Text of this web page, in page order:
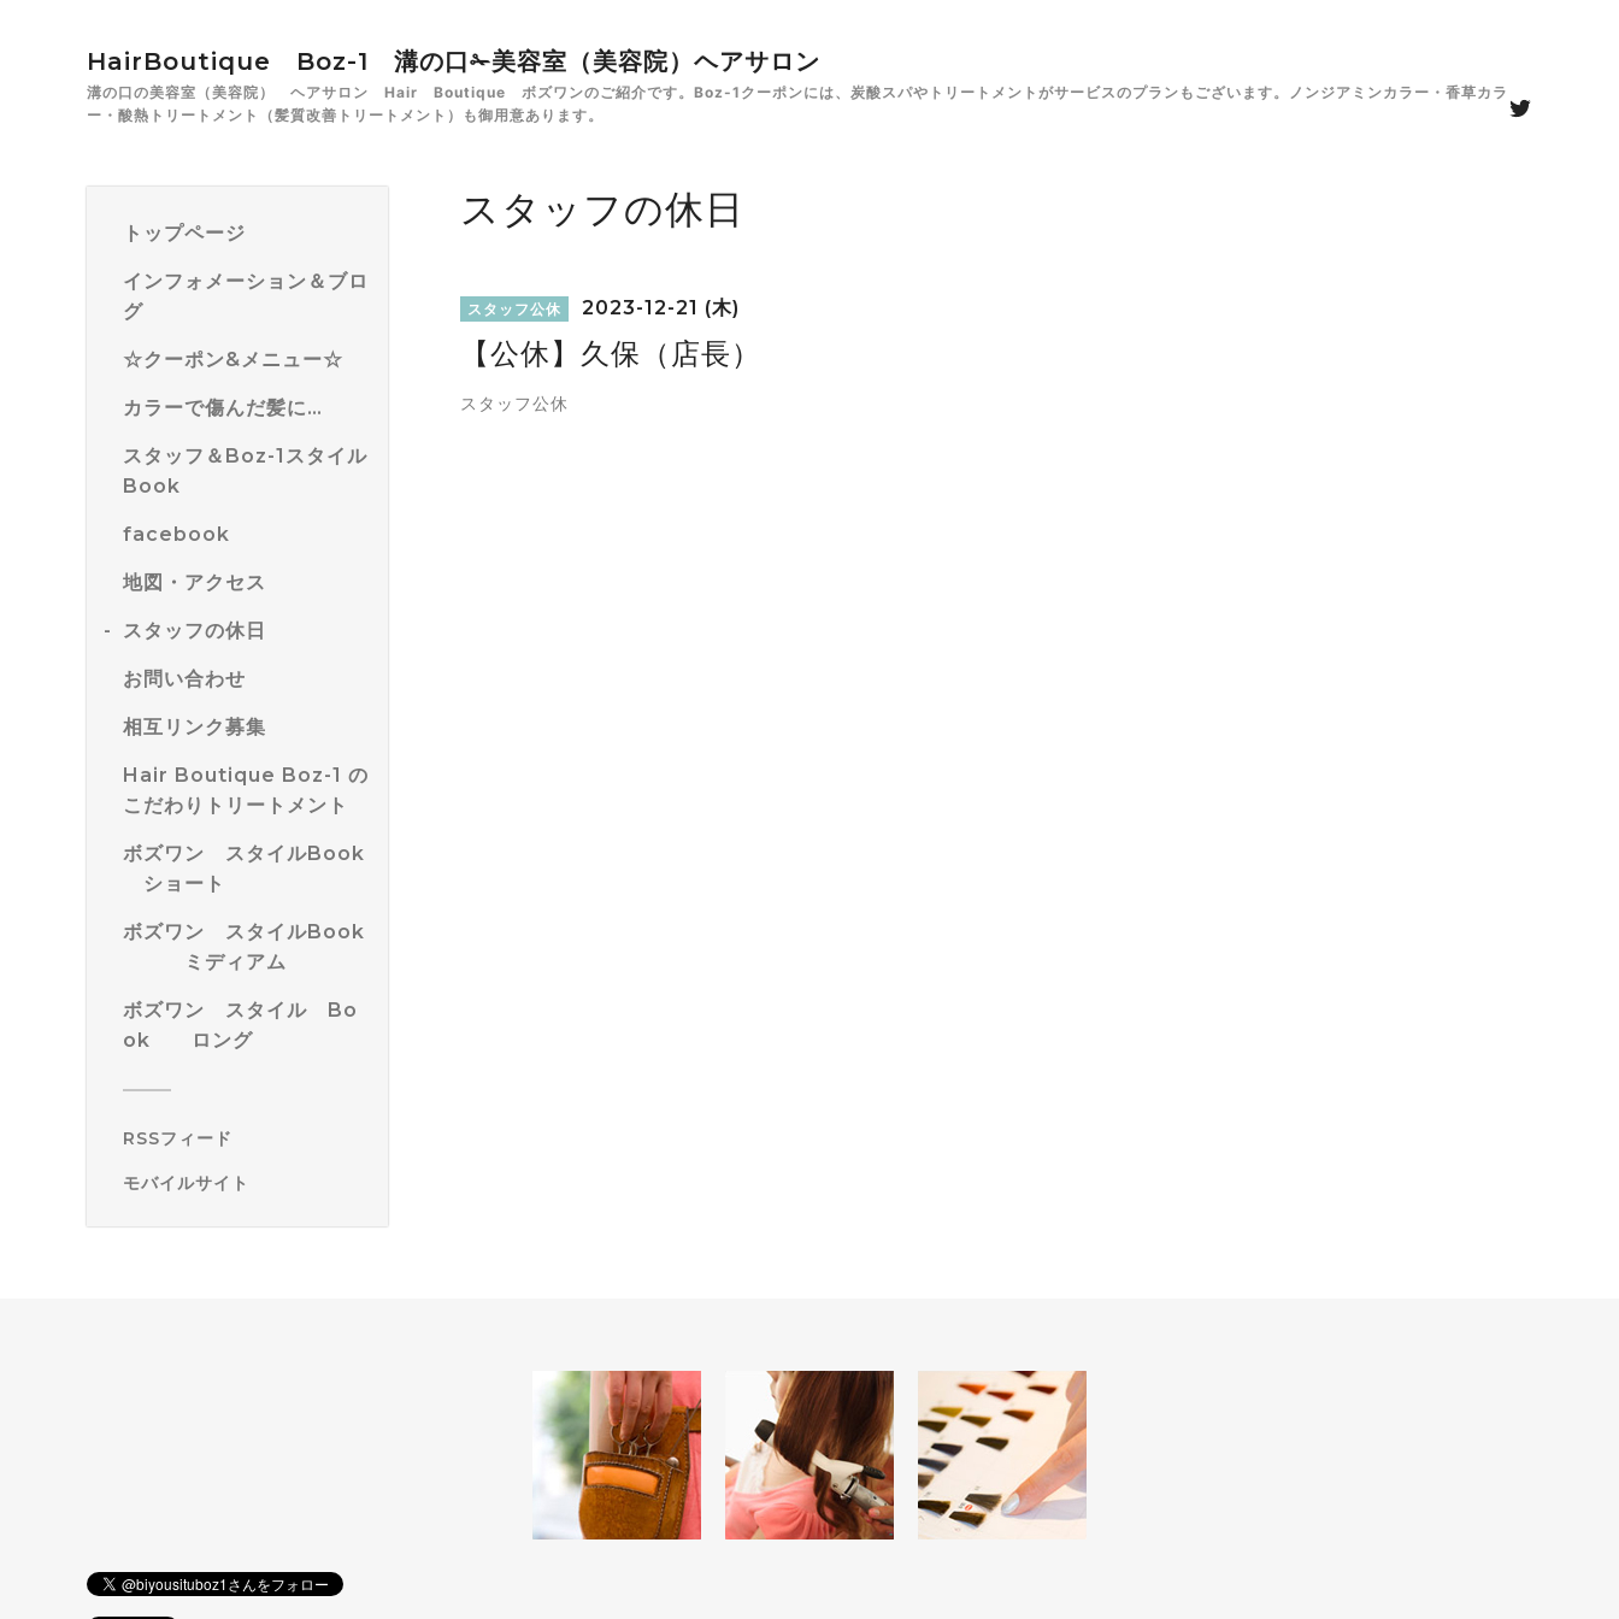
HairBoutique Boz-1 溝の口✁美容室（美容院）ヘアサロン
溝の口の美容室（美容院） ヘアサロン Hair Boutique ボズワンのご紹介です。Boz-1クーポンには、炭酸スパやトリートメントがサービスのプランもございます。ノンジアミンカラー・香草カラ
ー・酸熱トリートメント（髪質改善トリートメント）も御用意あります。
トップページ
インフォメーション＆ブロ
グ
☆クーポン&メニュー☆
カラーで傷んだ髪に…
スタッフ＆Boz-1スタイル
Book
facebook
地図・アクセス
スタッフの休日
お問い合わせ
相互リンク募集
Hair Boutique Boz-1 の
こだわりトリートメント
ボズワン スタイルBook
ショート
ボズワン スタイルBook
ミディアム
ボズワン スタイル Bo
ok ロング
RSSフィード
モバイルサイト
スタッフの休日
スタッフ公休 2023-12-21 (木)
【公休】久保（店長）
スタッフ公休